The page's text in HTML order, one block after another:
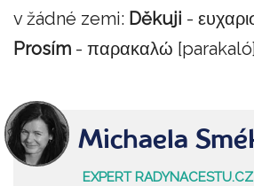
v žádné zemi: Děkuji -
Prosím - παρακαλώ
Michaela
EXPERT RADYNACESTU.CZ